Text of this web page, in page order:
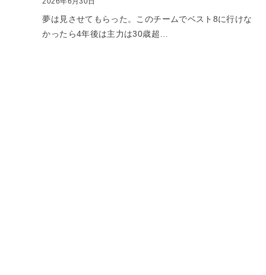
夢は見させてもらった。このチームでベスト8に行けな
かったら4年後は主力は30歳超…